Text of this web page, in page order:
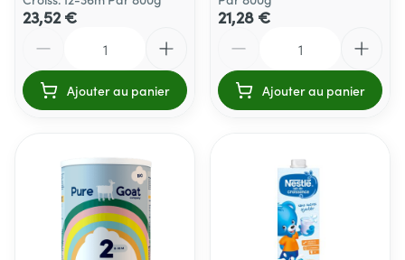
23,52 €
Ajouter au panier
21,28 €
Ajouter au panier